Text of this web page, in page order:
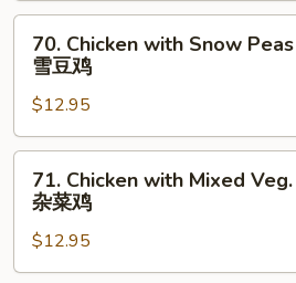
Sauce
Chicken
with
Snow
Peas
雪
70. Chicken with Snow Peas
雪豆鸡
$12.95
Chicken
with
Mixed
Veg.
71. Chicken with Mixed Veg.
杂菜鸡
$12.95